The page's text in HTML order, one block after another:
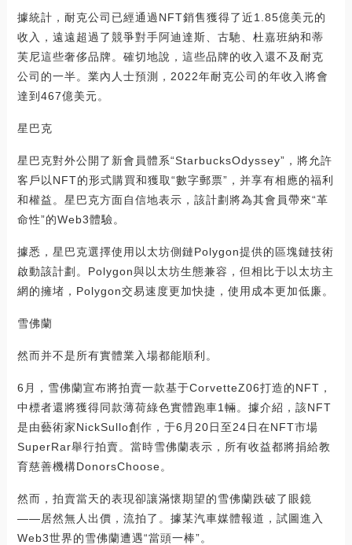
據統計，耐克公司已經通過NFT銷售獲得了近1.85億美元的
收入，遠遠超過了競爭對手阿迪達斯、古馳、杜嘉班納和蒂
芙尼這些奢侈品牌。確切地說，這些品牌的收入還不及耐克
公司的一半。業內人士預測，2022年耐克公司的年收入將會
達到467億美元。
星巴克
星巴克對外公開了新會員體系“StarbucksOdyssey”，將允許
客戶以NFT的形式購買和獲取“數字郵票”，并享有相應的福利
和權益。星巴克方面自信地表示，該計劃將為其會員帶來“革
命性”的Web3體驗。
據悉，星巴克選擇使用以太坊側鏈Polygon提供的區塊鏈技術
啟動該計劃。Polygon與以太坊生態兼容，但相比于以太坊主
網的擁堵，Polygon交易速度更加快捷，使用成本更加低廉。
雪佛蘭
然而并不是所有實體業入場都能順利。
6月，雪佛蘭宣布將拍賣一款基于CorvetteZ06打造的NFT，
中標者還將獲得同款薄荷綠色實體跑車1輛。據介紹，該NFT
是由藝術家NickSullo創作，于6月20日至24日在NFT市場
SuperRar舉行拍賣。當時雪佛蘭表示，所有收益都將捐給教
育慈善機構DonorsChoose。
然而，拍賣當天的表現卻讓滿懷期望的雪佛蘭跌破了眼鏡
——居然無人出價，流拍了。據某汽車媒體報道，試圖進入
Web3世界的雪佛蘭遭遇“當頭一棒”。